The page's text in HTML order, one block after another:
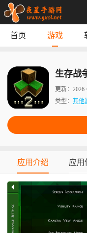
专题
首页 游戏
生存战
更新：
类型： 其他
应用介绍 应用